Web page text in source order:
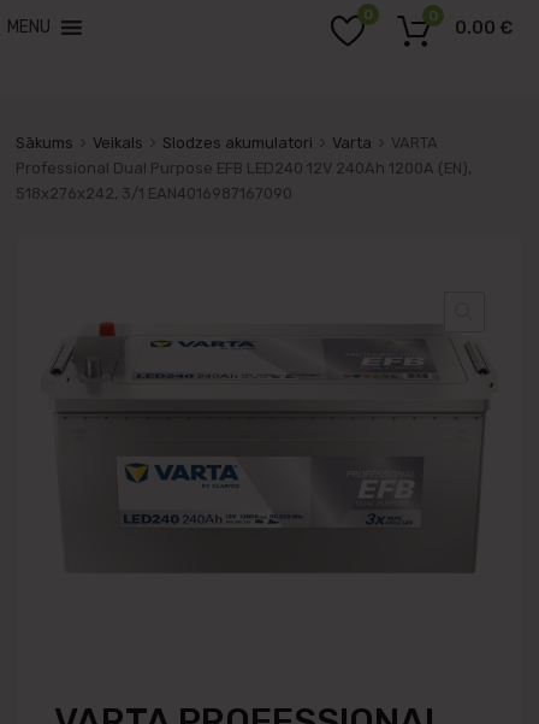
MENU
0
0.00 €
0
Sākums Veikals Slodzes akumulatori Varta
VARTA
Professional Dual Purpose EFB LED240 12V 240Ah 1200A (EN),
518x276x242, 3/1 EAN4016987167090